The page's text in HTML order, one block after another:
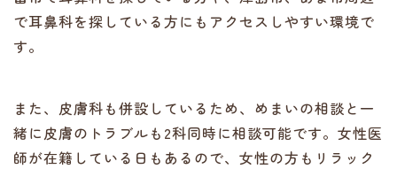
で耳鼻科を探している方にもアクセスしやすい環境で
す。
また、皮膚科も併設しているため、めまいの相談と一
緒に皮膚のトラブルも2科同時に相談可能です。女性医
師が在籍している日もあるので、女性の方もリラック